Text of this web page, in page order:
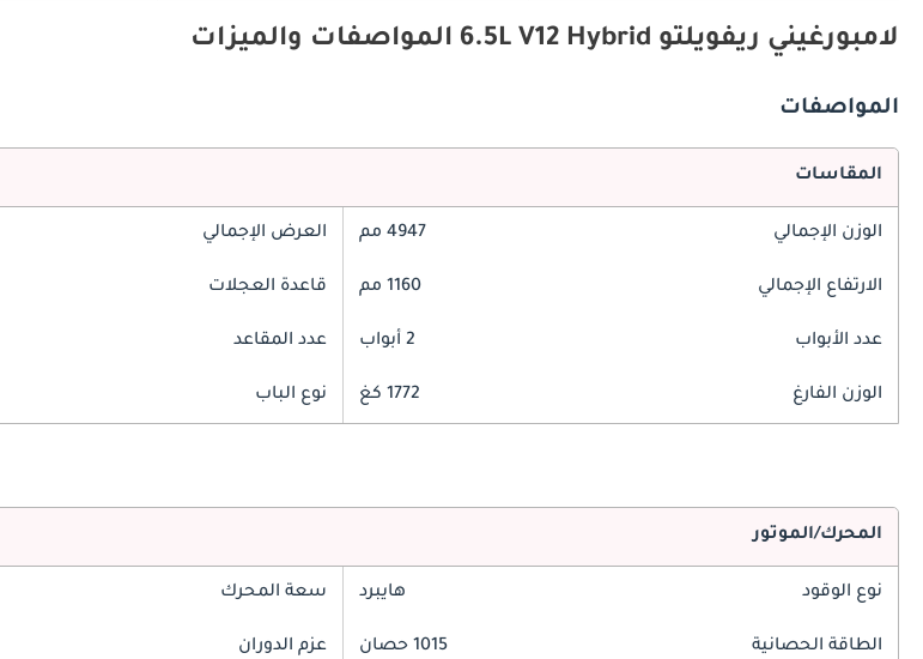
لامبورغيني ريفويلتو 6.5L V12 Hybrid المواصفات والميزات
المواصفات
المقاسات
الوزن الإجمالي 4947 مم العرض الإجمالي
الارتفاع الإجمالي 1160 مم قاعدة العجلات
عدد الأبواب 2 أبواب عدد المقاعد
الوزن الفارغ 1772 كغ نوع الباب
المحرك/الموتور
نوع الوقود هايبرد سعة المحرك
الطاقة الحصانية 1015 حصان عزم الدوران